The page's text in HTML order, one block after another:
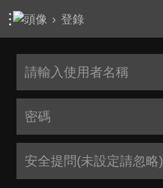
› 登錄
安全提問(未設定請忽略)